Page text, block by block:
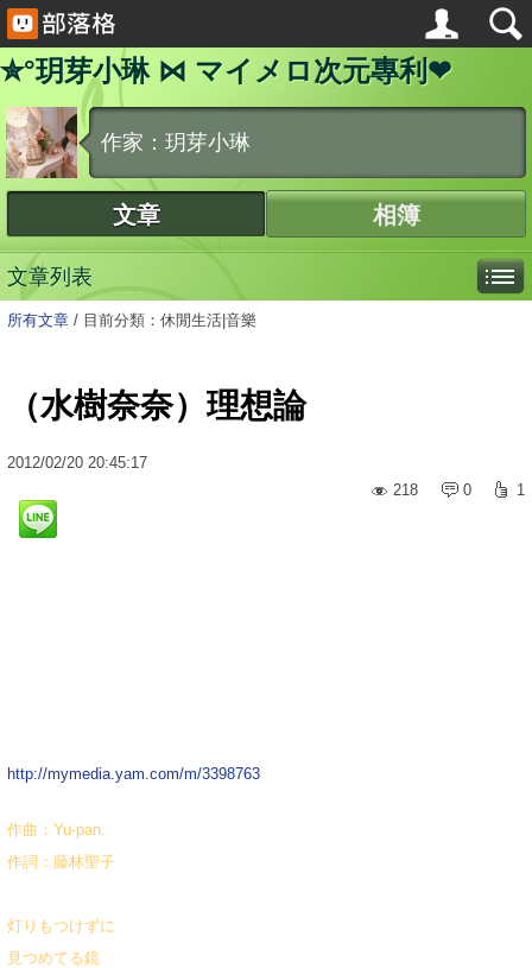
✮°玥芽小琳 ⋈ マイメロ次元專利❤
作家：玥芽小琳
文章 相簿
文章列表
所有文章 / 目前分類：休閒生活|音樂
（水樹奈奈）理想論
2012/02/20 20:45:17
218
0 1
http://mymedia.yam.com/m/3398763
作曲：Yu-pan.
作詞：藤林聖子
灯りもつけずに
見つめてる鏡